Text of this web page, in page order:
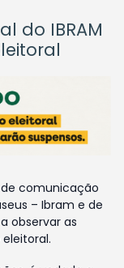
do IBRAM
de comunicação
– Ibram e de
observar as